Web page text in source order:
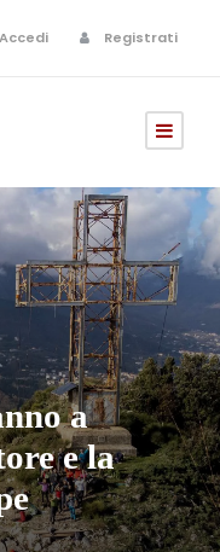
Accedi Registrati
a
e la